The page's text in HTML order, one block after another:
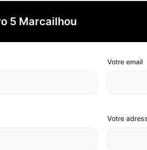
5 Marcailhou
Votre email
Votre